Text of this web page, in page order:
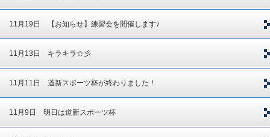
11月19日 【お知らせ】練習会を開催します♪
11月13日 キラキラ☆彡
11月11日 道新スポーツ杯が終わりました！
11月9日 明日は道新スポーツ杯